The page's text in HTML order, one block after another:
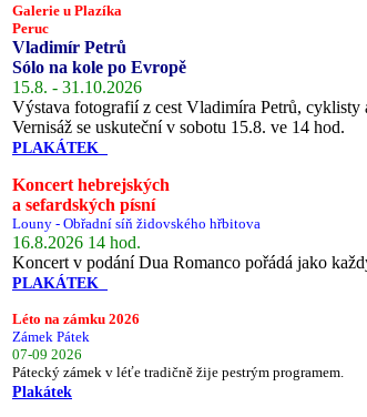
Galerie u Plazíka
Peruc
Vladimír Petrů
Sólo na kole po Evropě
15.8. - 31.10.2026
Výstava fotografií z cest Vladimíra Petrů, cyklisty
Vernisáž se uskuteční v sobotu 15.8. ve 14 hod.
PLAKÁTEK
Koncert hebrejských
a sefardských písní
Louny - Obřadní síň židovského hřbitova
16.8.2026 14 hod.
Koncert v podání Dua Romanco pořádá jako
PLAKÁTEK
Léto na zámku 2026
Zámek Pátek
07-09 2026
Pátecký zámek v léťe tradičně žije pestrým programem.
Plakátek